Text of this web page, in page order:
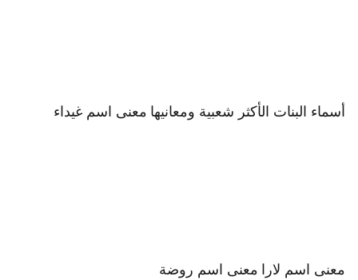
أسماء البنات الأكثر شعبية ومعانيها معنى اسم غيداء
معنى اسم لارا معنى اسم روضة